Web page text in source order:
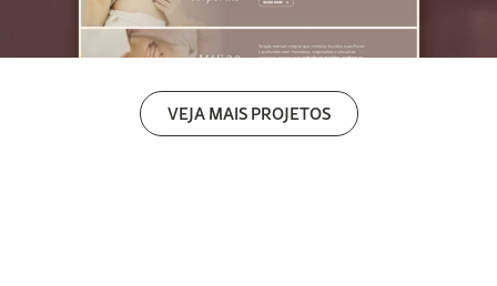
VEJA MAIS PROJETOS